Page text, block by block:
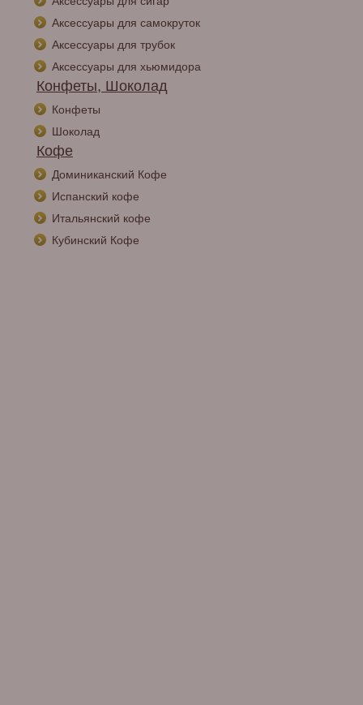
Аксессуары для самокруток
Аксессуары для трубок
Аксессуары для хьюмидора
Конфеты, Шоколад
Конфеты
Шоколад
Кофе
Доминиканский Кофе
Испанский кофе
Итальянский кофе
Кубинский Кофе